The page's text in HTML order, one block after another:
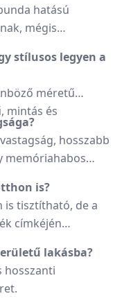
hatású
mégis
stílusos legyen a
méretű
mintás és
hosszabb
memóriahabos
is?
is tisztítható, de a
címkéjén
lakásba?
hosszanti